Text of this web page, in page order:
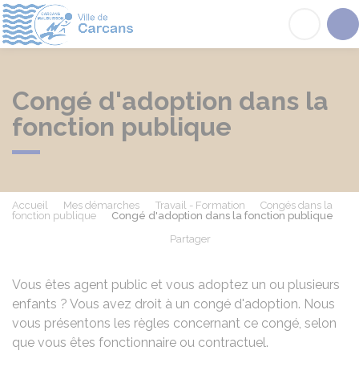
Congé d'adoption dans la
fonction publique
Accueil Mes démarches Travail - Formation
Congés dans la
fonction publique
Congé d'adoption dans la fonction publique
Partager
Vous êtes agent public et vous adoptez un ou plusieurs
enfants ? Vous avez droit à un congé d'adoption. Nous
vous présentons les règles concernant ce congé, selon
que vous êtes fonctionnaire ou contractuel.